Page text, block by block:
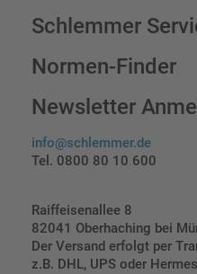
Schlemmer
Normen-Finder
Newsletter
info@schlemmer.de
Tel. 0800 80 10 600
Raiffeisenallee 8
82041 Oberhaching bei
Der Versand erfolgt per
z.B. DHL, UPS oder